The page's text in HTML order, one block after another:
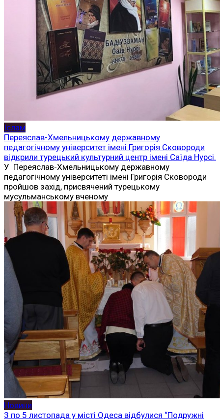
Іслам
Переяслав-Хмельницькому державному
педагогічному університет імені Григорія Сковороди
відкрили турецький культурний центр імені Саїда Нурсі.
У Переяслав-Хмельницькому державному
педагогічному університеті імені Григорія Сковороди
пройшов захід, присвячений турецькому
мусульманському вченому
Новини
3 по 5 листопада у місті Одеса відбулися “Подружні